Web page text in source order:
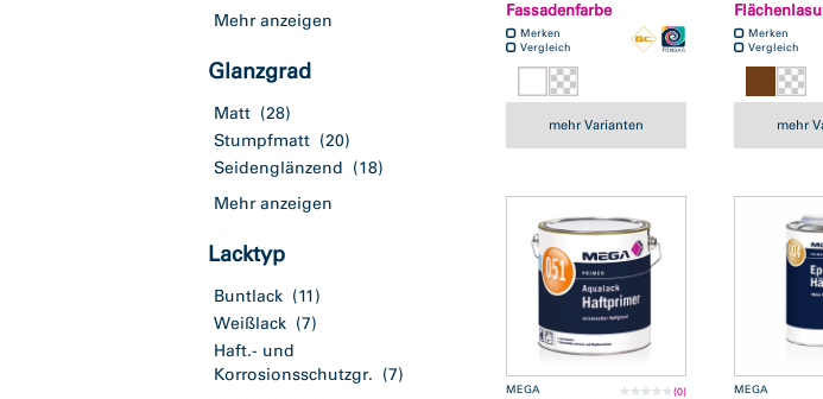
Mehr anzeigen
Glanzgrad
Matt (28)
Stumpfmatt (20)
Seidenglänzend (18)
Mehr anzeigen
Lacktyp
Buntlack (11)
Weißlack (7)
Haft.- und
Korrosionsschutzgr. (7)
Fassadenfarbe
Merken
Vergleich
mehr Varianten
Merken
Vergleich
mehr
MEGA (0) MEGA